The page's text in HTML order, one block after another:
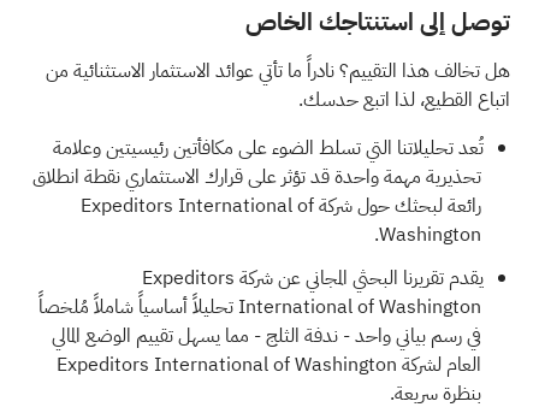
توصل إلى استنتاجك الخاص
هل تخالف هذا التقييم؟ نادراً ما تأتي عوائد الاستثمار الاستثنائية من
اتباع القطيع، لذا اتبع حدسك.
تُعد تحليلاتنا التي تسلط الضوء على مكافأتين رئيسيتين وعلامة
تحذيرية مهمة واحدةقد تؤثر على قرارك الاستثماري نقطة انطلاق
رائعة لبحثك حول شركة Expeditors International of
Washington.
يقدم
تقريرنا البحثي المجاني عن شركة Expeditors
International of Washington تحليلاً أساسياً شاملاً مُلخصاً
في رسم بياني واحد - ندفة الثلج - مما يسهل تقييم الوضع المالي
العام لشركة Expeditors International of Washington
بنظرة سريعة.